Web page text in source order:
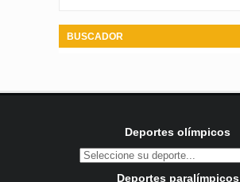
BUSCADOR
Deportes olímpicos
Deportes paralímpicos